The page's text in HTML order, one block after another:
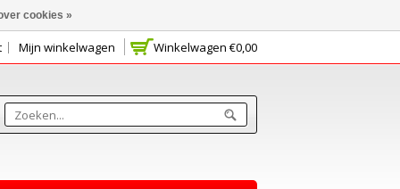
Winkelwagen €0,00
Mijn winkelwagen
cookies »